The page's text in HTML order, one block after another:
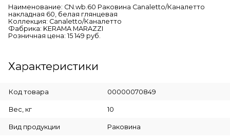
Наименование: CN.wb.60 Раковина Canaletto/Каналетто
накладная 60, белая глянцевая
Коллекция: Canaletto/Каналетто
Фабрика: KERAMA MARAZZI
Розничная цена: 15 149 руб.
Характеристики
Код товара 00000070849
Вес, кг 10
Вид продукции Раковина